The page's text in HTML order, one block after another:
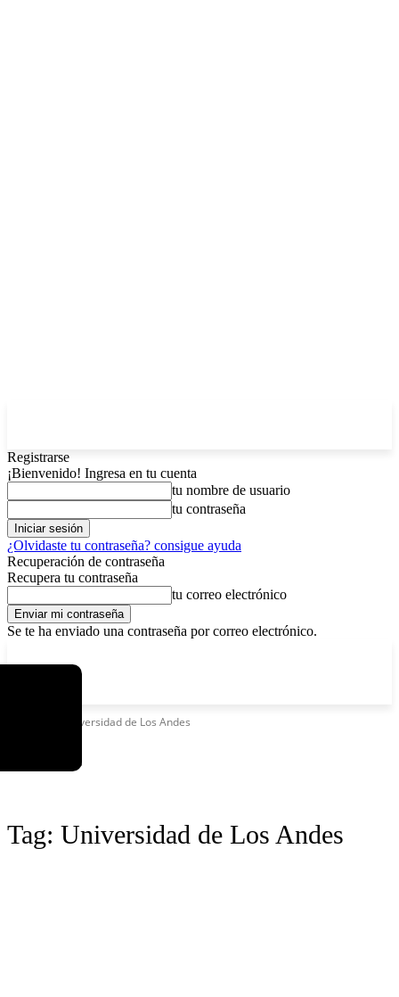
Registrarse
¡Bienvenido! Ingresa en tu cuenta
tu nombre de usuario
tu contraseña
¿Olvidaste tu contraseña? consigue ayuda
Recuperación de contraseña
Recupera tu contraseña
tu correo electrónico
Se te ha enviado una contraseña por correo electrónico.
Universidad de Los Andes
Tag: Universidad de Los Andes